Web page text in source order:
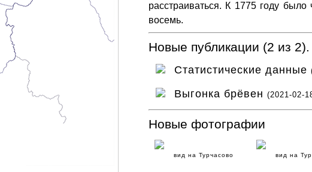
расстраиваться. К 1775 году
восемь.
Новые публикации (2 из 2).
Статистические данные
Выгонка брёвен (2021-02-
Новые фотографии
вид на Турчасово вид на